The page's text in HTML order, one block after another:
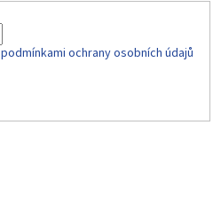
podmínkami ochrany osobních údajů